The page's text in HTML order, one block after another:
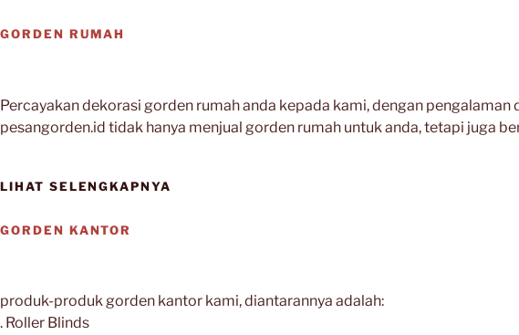
GORDEN RUMAH
Percayakan dekorasi gorden rumah anda kepada kami, dengan
pesangorden.id tidak hanya menjual gorden rumah untuk anda, tetapi juga
LIHAT SELENGKAPNYA
GORDEN KANTOR
produk-produk gorden kantor kami, diantarannya adalah:
. Roller Blinds